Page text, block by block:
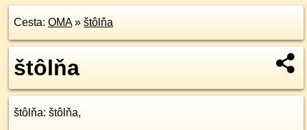
Cesta: OMA» štôlňa
štôlňa
štôlňa: štôlňa,